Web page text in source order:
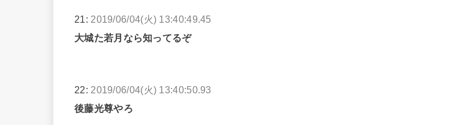
21: 2019/06/04(火) 13:40:49.45
大城た若月なら知ってるぞ
22: 2019/06/04(火) 13:40:50.93
後藤光尊やろ